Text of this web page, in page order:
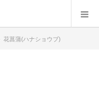
花菖蒲(ハナショウブ)